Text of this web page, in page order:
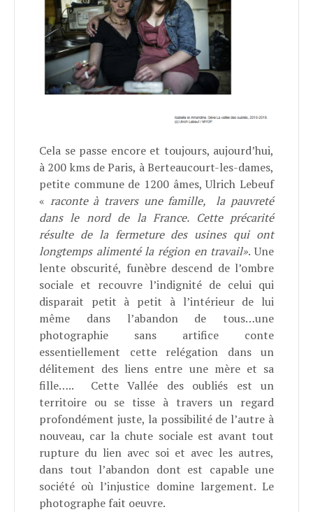
Cela se passe encore et toujours, aujourd’hui,
à 200 kms de Paris, à Berteaucourt-les-dames,
petite commune de 1200 âmes, Ulrich Lebeuf
« raconte à travers une famille, la pauvreté
dans le nord de la France. Cette précarité
résulte de la fermeture des usines qui ont
longtemps alimenté la région en travail». Une
lente obscurité, funèbre descend de l’ombre
sociale et recouvre l’indignité de celui qui
disparait petit à petit à l’intérieur de lui
même dans l’abandon de tous…une
photographie sans artifice conte
essentiellement cette relégation dans un
délitement des liens entre une mère et sa
fille….. Cette Vallée des oubliés est un
territoire ou se tisse à travers un regard
profondément juste, la possibilité de l’autre à
nouveau, car la chute sociale est avant tout
rupture du lien avec soi et avec les autres,
dans tout l’abandon dont est capable une
société où l’injustice domine largement. Le
photographe fait oeuvre.